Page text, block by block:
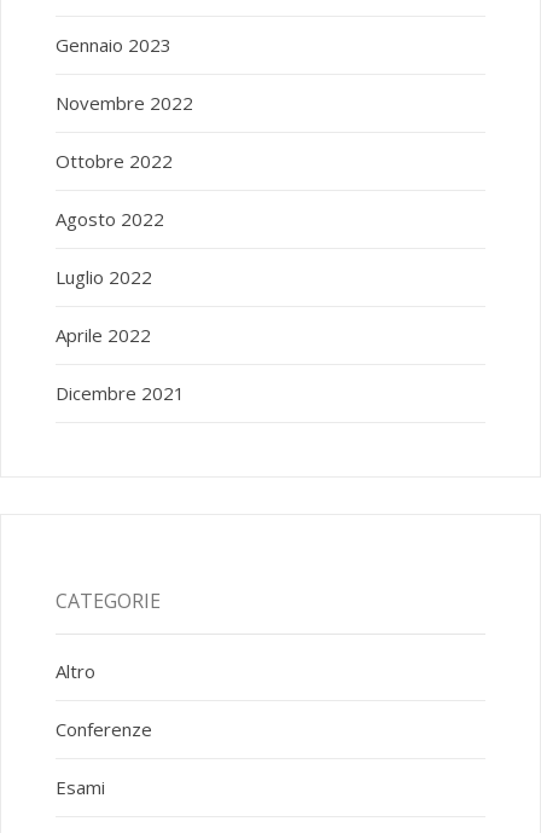
Gennaio 2023
Novembre 2022
Ottobre 2022
Agosto 2022
Luglio 2022
Aprile 2022
Dicembre 2021
CATEGORIE
Altro
Conferenze
Esami